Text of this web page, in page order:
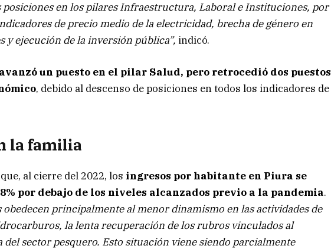
posiciones en los pilares Infraestructura, Laboral e Instituciones, por
de precio medio de la electricidad, brecha de género en
y ejecución de la inversión pública”, indicó.
avanzó un puesto en el pilar Salud, pero retrocedió dos puestos
, debido al descenso de posiciones en todos los indicadores de
la familia
al cierre del 2022, los ingresos por habitante en Piura se
por debajo de los niveles alcanzados previo a la pandemia.
obedecen principalmente al menor dinamismo en las actividades de
la lenta recuperación de los rubros vinculados al
del sector pesquero. Esto situación viene siendo parcialmente